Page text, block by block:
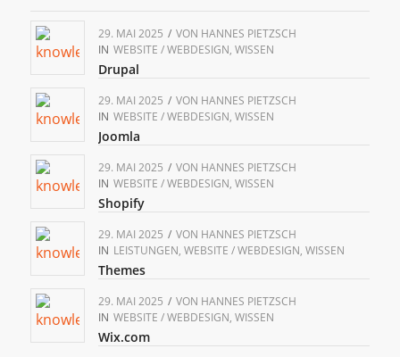
29. MAI 2025 / VON HANNES PIETZSCH
IN WEBSITE / WEBDESIGN, WISSEN
Drupal
29. MAI 2025 / VON HANNES PIETZSCH
IN WEBSITE / WEBDESIGN, WISSEN
Joomla
29. MAI 2025 / VON HANNES PIETZSCH
IN WEBSITE / WEBDESIGN, WISSEN
Shopify
29. MAI 2025 / VON HANNES PIETZSCH
IN LEISTUNGEN, WEBSITE / WEBDESIGN, WISSEN
Themes
29. MAI 2025 / VON HANNES PIETZSCH
IN WEBSITE / WEBDESIGN, WISSEN
Wix.com